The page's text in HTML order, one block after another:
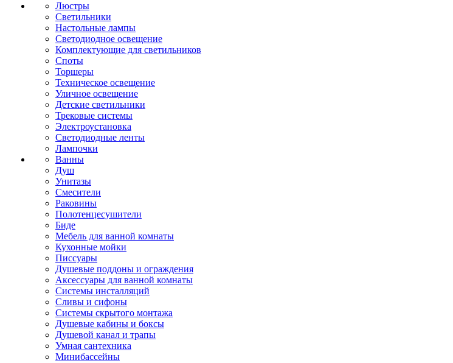
Люстры
Светильники
Настольные лампы
Светодиодное освещение
Комплектующие для светильников
Споты
Торшеры
Техническое освещение
Уличное освещение
Детские светильники
Трековые системы
Электроустановка
Светодиодные ленты
Лампочки
Ванны
Душ
Унитазы
Смесители
Раковины
Полотенцесушители
Биде
Мебель для ванной комнаты
Кухонные мойки
Писсуары
Душевые поддоны и ограждения
Аксессуары для ванной комнаты
Системы инсталляций
Сливы и сифоны
Системы скрытого монтажа
Душевые кабины и боксы
Душевой канал и трапы
Умная сантехника
Минибассейны